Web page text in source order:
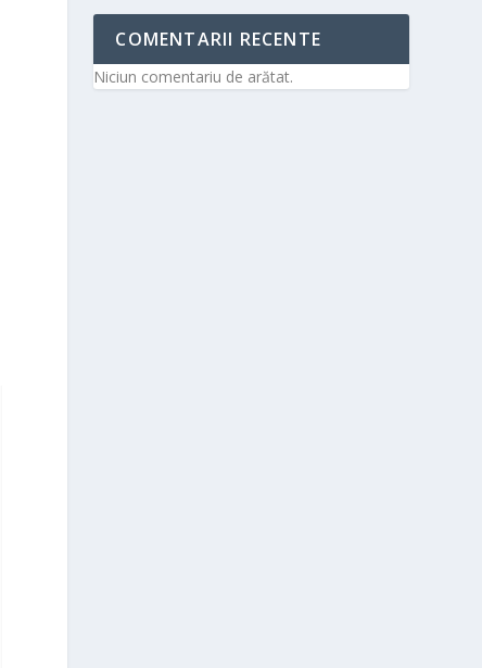
COMENTARII RECENTE
Niciun comentariu de arătat.